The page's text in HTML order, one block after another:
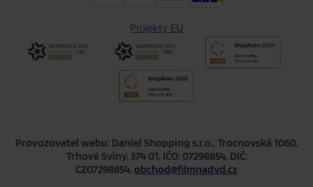
Projekty EU
Provozovatel webu: Daniel Shopping s.r.o., Trocnovská 1060,
Trhové Sviny, 374 01, IČO: 07298854, DIČ:
CZ07298854, obchod@filmnadvd.cz